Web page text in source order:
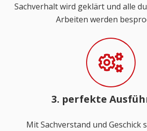
Sachverhalt wird geklärt und alle
Arbeiten werden
3. perfekte
Mit Sachverstand und Geschick